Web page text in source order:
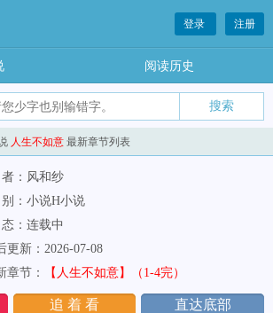
登录 注册
阅读历史
人生不如意 最新章节列表
：风和纱
：小说H小说
：连载中
追 着 看 直达底部
更新：2026-07-08
章节：
【人生不如意】（1-4完）